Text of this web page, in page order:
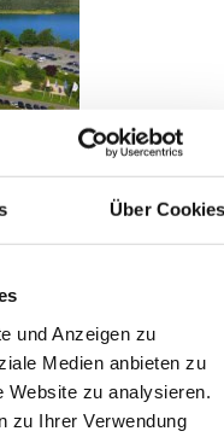
Über
und Anzeigen zu
Medien anbieten zu
zu analysieren.
zu Ihrer Verwendung